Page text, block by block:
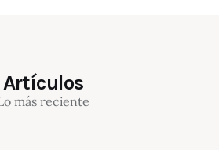
Artículos
más reciente